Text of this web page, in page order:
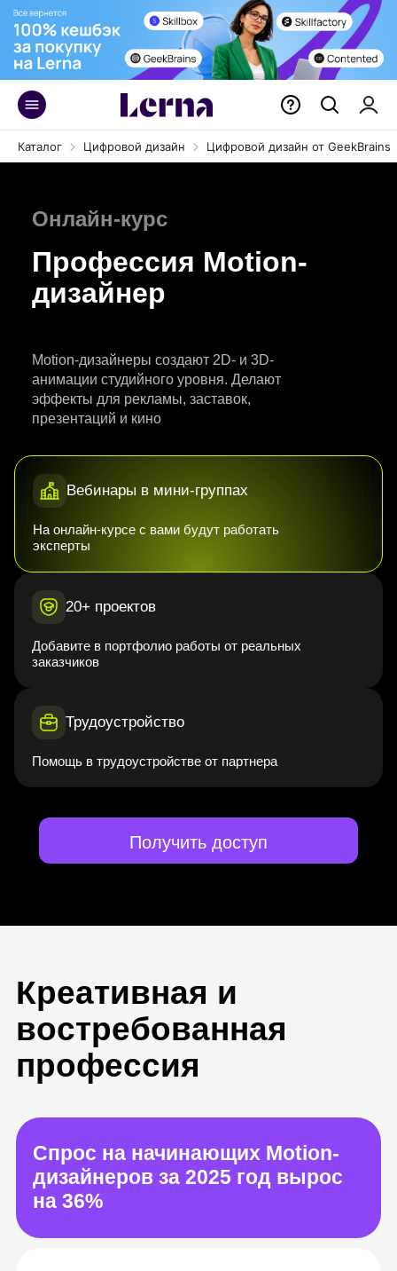
Каталог Цифровой дизайн Цифровой дизайн от GeekBrains
Онлайн-курс
Профессия Motion-
дизайнер
Motion-дизайнеры создают 2D- и 3D-
анимации студийного уровня. Делают
эффекты для рекламы, заставок,
презентаций и кино
Вебинары в мини-группах
На онлайн-курсе с вами будут работать
эксперты
20+ проектов
Добавите в портфолио работы от реальных
заказчиков
Трудоустройство
Помощь в трудоустройстве от партнера
Получить доступ
Креативная и
профессия
Спрос на начинающих Motion-
дизайнеров за 2025 год вырос
на 36%
Сможете работать в
маркетинге, разработке сайтов
или приложений